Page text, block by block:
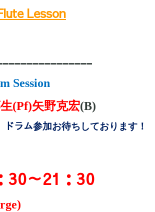
Lesson
Session
(Pf)矢野克宏(B)
ドラム参加お待ちしております！
30～21：30